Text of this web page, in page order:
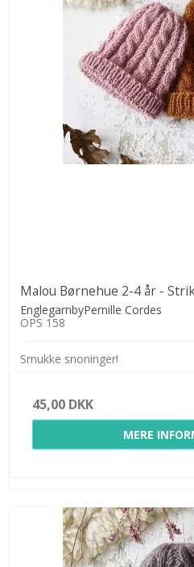
Malou Børnehue 2-4 år -
EnglegarnbyPernille Cordes
OPS 158
Smukke snoninger!
45,00 DKK
MERE